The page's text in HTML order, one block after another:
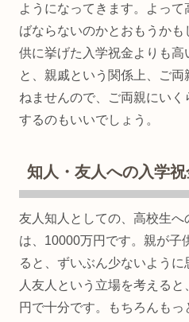
ようになってきます。よっ
ばならないのかとおもうか
供に挙げた入学祝金よりも高
と、親戚という関係上、ご
ねませんので、ご両親にい
するのもいいでしょう。
知人・友人への入学祝
友人知人としての、高校生
は、10000万円です。親が子
ると、ずいぶん少ないよう
人友人という立場を考える
円で十分です。もちろんも